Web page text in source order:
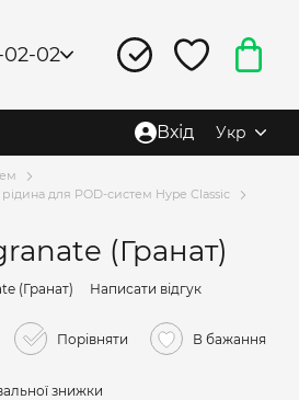
02-02
Вхід Укр
для POD-систем Hype Classic
(Гранат)
(Гранат) Написати відгук
Порівняти В бажання
знижки